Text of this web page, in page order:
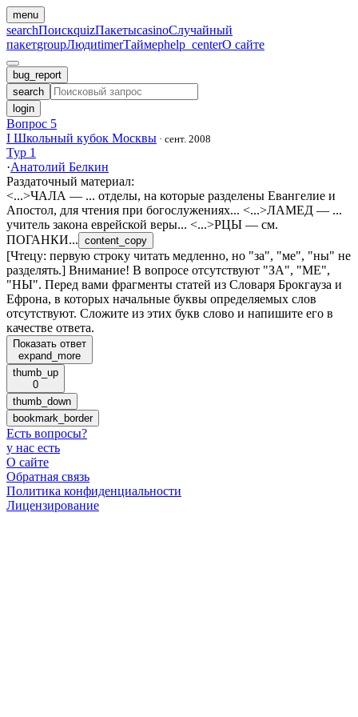
menu
searchПоискquizПакетыcasinoСлучайный
пакетgroupЛюдиtimerТаймерhelp_centerО сайте
bug_report
search
login
Вопрос 5
I Школьный кубок Москвы · сент. 2008
Тур 1
·Анатолий Белкин
Раздаточный материал:
<...>ЧАЛА — ... отделы, на которые разделены Евангелие и
Апостол, для чтения при богослужениях... <...>ЛАМЕД — ...
учитель закона еврейской веры... <...>РЦЫ — см.
ПОГАНКИ... content_copy
[Чтецу: первую строку читать медленно, но "за", "ме", "ны" не
разделять.] Внимание! В вопросе отсутствуют "ЗА", "МЕ",
"НЫ". Перед вами фрагменты статей из Словаря Брокгауза и
Ефрона, в которых начальные буквы определяемых слов
отсутствуют. Сложите из этих букв слово и напишите его в
качестве ответа.
Показать ответ
expand_more
thumb_up
0
thumb_down
bookmark_border
Есть вопросы?
у нас есть
О сайте
Обратная связь
Политика конфиденциальности
Лицензирование